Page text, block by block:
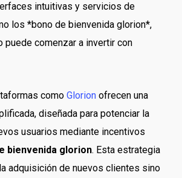
intuitivas y servicios de
los *bono de bienvenida glorion*,
puede comenzar a invertir con
como Glorionofrecen una
diseñada para potenciar la
usuarios mediante incentivos
bienvenida glorion. Esta estrategia
adquisición de nuevos clientes sino